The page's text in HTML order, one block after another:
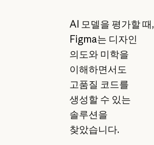
AI 모델을 평가할 때,
Figma는 디자인
의도와 미학을
이해하면서도
고품질 코드를
생성할 수 있는
솔루션을
찾았습니다.